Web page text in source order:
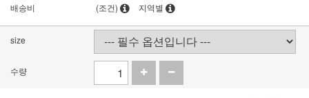
배송비
(조건) 지역별
size
수량